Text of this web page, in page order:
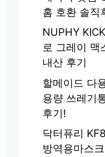
홈 호환 솔직
NUPHY
로 그레이 맥
내산 후기
할메이드 다
용량 쓰레기
후기!
닥터퓨리
방역용마스